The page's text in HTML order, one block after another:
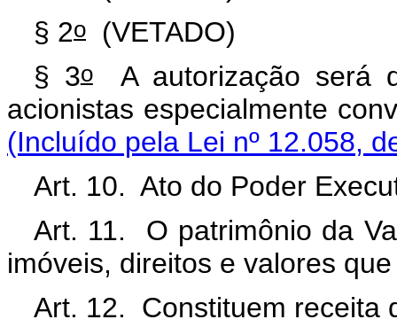
§ 2o
(VETADO)
§ 3oA autorização será
acionistas
(Incluído pela Lei nº 12.058,
Art. 10. Ato do Poder
Art. 11. O patrimônio da
imóveis, direitos e valores
Art. 12. Constituem receita